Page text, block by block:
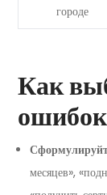
городе
Как
ошибок
месяцев»,